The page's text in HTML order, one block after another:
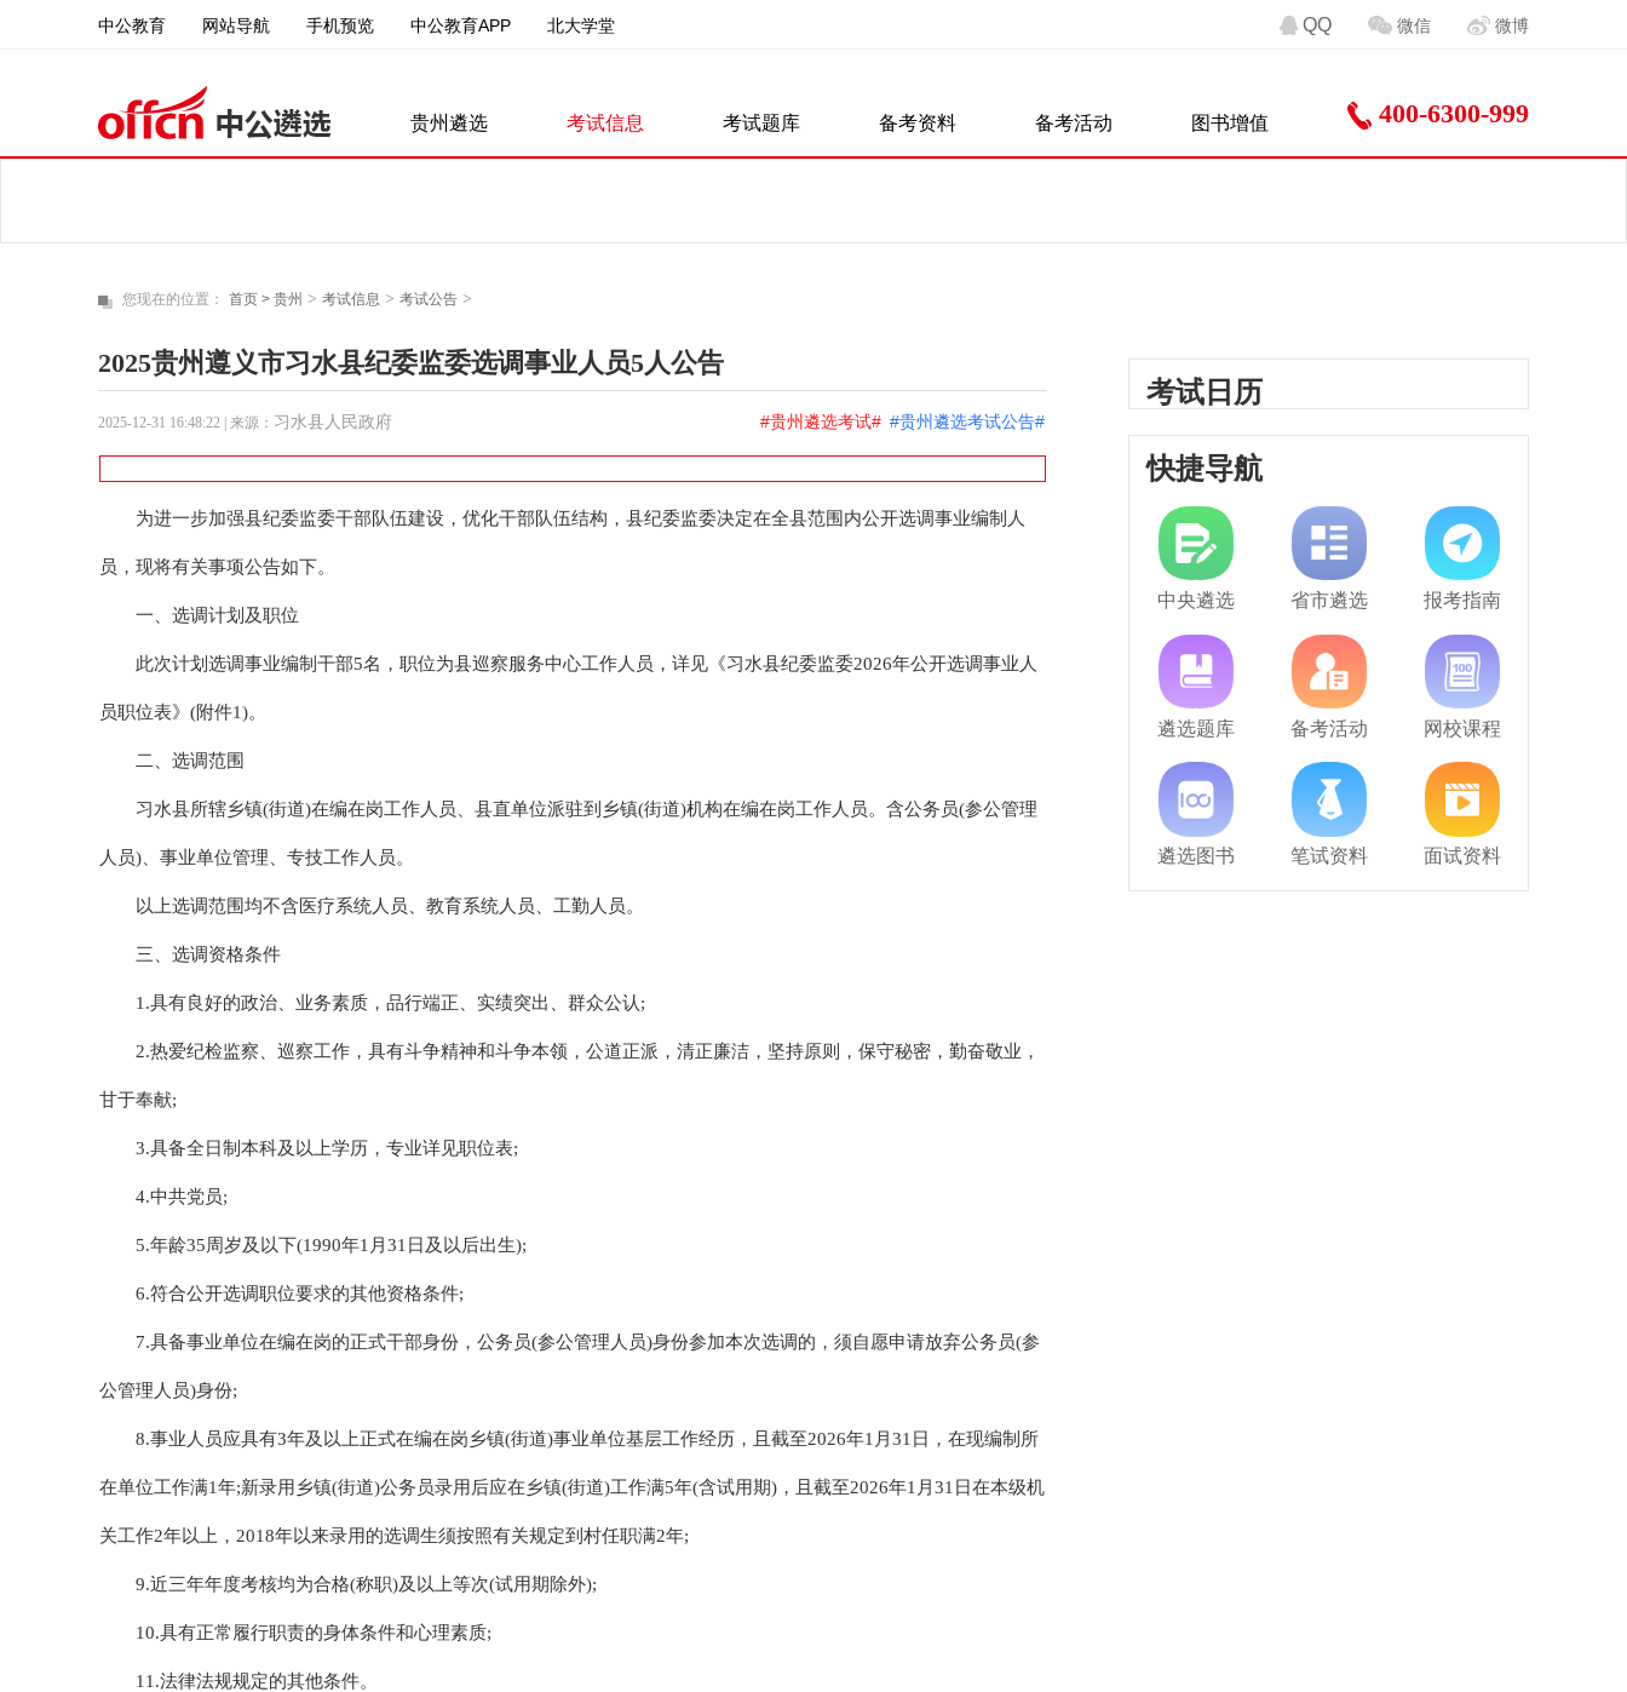
中公教育 网站导航 手机预览 中公教育APP 北大学堂 QQ 微信 微博
贵州遴选 考试信息 考试题库 备考资料 备考活动 图书增值 400-6300-999
您现在的位置： 首页 > 贵州 > 考试信息 > 考试公告>
2025贵州遵义市习水县纪委监委选调事业人员5人公告
2025-12-31 16:48:22| 来源： 习水县人民政府 #贵州遴选考试# #贵州遴选考试公告#
为进一步加强县纪委监委干部队伍建设，优化干部队伍结构，县纪委监委决定在全县范围内公开选调事业编制人
员，现将有关事项公告如下。
一、选调计划及职位
此次计划选调事业编制干部5名，职位为县巡察服务中心工作人员，详见《习水县纪委监委2026年公开选调事业人
员职位表》(附件1)。
二、选调范围
习水县所辖乡镇(街道)在编在岗工作人员、县直单位派驻到乡镇(街道)机构在编在岗工作人员。含公务员(参公管理
人员)、事业单位管理、专技工作人员。
以上选调范围均不含医疗系统人员、教育系统人员、工勤人员。
三、选调资格条件
1.具有良好的政治、业务素质，品行端正、实绩突出、群众公认;
2.热爱纪检监察、巡察工作，具有斗争精神和斗争本领，公道正派，清正廉洁，坚持原则，保守秘密，勤奋敬业，
甘于奉献;
3.具备全日制本科及以上学历，专业详见职位表;
4.中共党员;
5.年龄35周岁及以下(1990年1月31日及以后出生);
6.符合公开选调职位要求的其他资格条件;
7.具备事业单位在编在岗的正式干部身份，公务员(参公管理人员)身份参加本次选调的，须自愿申请放弃公务员(参
公管理人员)身份;
8.事业人员应具有3年及以上正式在编在岗乡镇(街道)事业单位基层工作经历，且截至2026年1月31日，在现编制所
在单位工作满1年;新录用乡镇(街道)公务员录用后应在乡镇(街道)工作满5年(含试用期)，且截至2026年1月31日在本级机
关工作2年以上，2018年以来录用的选调生须按照有关规定到村任职满2年;
9.近三年年度考核均为合格(称职)及以上等次(试用期除外);
10.具有正常履行职责的身体条件和心理素质;
11.法律法规规定的其他条件。
考试日历
快捷导航
中央遴选 省市遴选 报考指南
遴选题库 备考活动 网校课程
遴选图书 笔试资料 面试资料